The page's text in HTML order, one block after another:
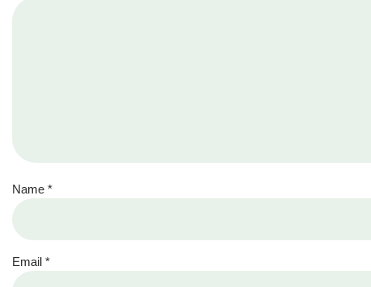
Name *
Email *